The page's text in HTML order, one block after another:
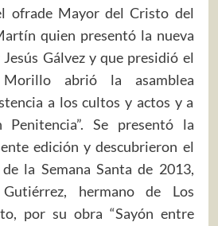
ofrade Mayor del Cristo del
quien presentó la nueva
Gálvez y que presidió el
Morillo abrió la asamblea
a los cultos y actos y a
Se presentó la
edición y descubrieron el
la Semana Santa de 2013,
hermano de Los
por su obra “Sayón entre